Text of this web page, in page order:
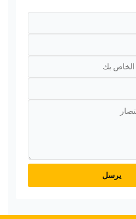
يرسل